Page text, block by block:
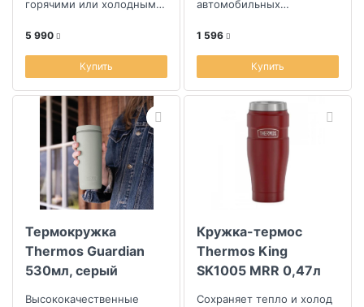
горячими или холодными
5 990
Купить
автомобильных
1 596
Купить
Термокружка
Thermos Guardian
530мл, серый
Высококачественные
Кружка-термос
Thermos King
SK1005 MRR 0,47л
Сохраняет тепло и холод